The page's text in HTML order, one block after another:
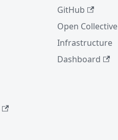
GitHub
Open Collective
Infrastructure
Dashboard